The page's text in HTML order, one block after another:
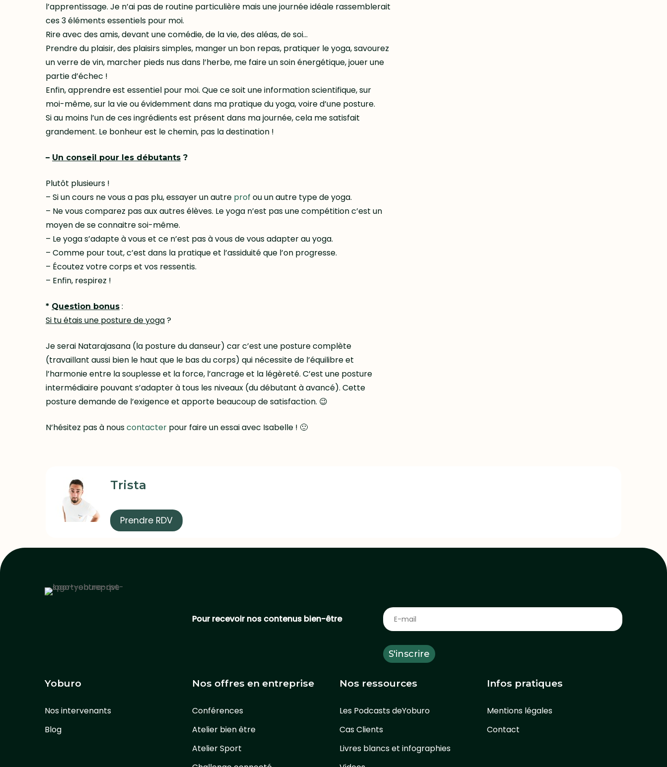
l’apprentissage. Je n’ai pas de routine particulière mais une journée idéale rassemblerait
ces 3 éléments essentiels pour moi.
Rire avec des amis, devant une comédie, de la vie, des aléas, de soi…
Prendre du plaisir, des plaisirs simples, manger un bon repas, pratiquer le yoga, savourez
un verre de vin, marcher pieds nus dans l’herbe, me faire un soin énergétique, jouer une
partie d’échec !
Enfin, apprendre est essentiel pour moi. Que ce soit une information scientifique, sur
moi-même, sur la vie ou évidemment dans ma pratique du yoga, voire d’une posture.
Si au moins l’un de ces ingrédients est présent dans ma journée, cela me satisfait
grandement. Le bonheur est le chemin, pas la destination !
– Un conseil pour les débutants ?
Plutôt plusieurs !
– Si un cours ne vous a pas plu, essayer un autre prof ou un autre type de yoga.
– Ne vous comparez pas aux autres élèves. Le yoga n’est pas une compétition c’est un
moyen de se connaitre soi-même.
– Le yoga s’adapte à vous et ce n’est pas à vous de vous adapter au yoga.
– Comme pour tout, c’est dans la pratique et l’assiduité que l’on progresse.
– Écoutez votre corps et vos ressentis.
– Enfin, respirez !
* Question bonus :
Si tu étais une posture de yoga?
Je serai Natarajasana (la posture du danseur) car c’est une posture complète
(travaillant aussi bien le haut que le bas du corps) qui nécessite de l’équilibre et
l’harmonie entre la souplesse et la force, l’ancrage et la légèreté. C’est une posture
intermédiaire pouvant s’adapter à tous les niveaux (du débutant à avancé). Cette
posture demande de l’exigence et apporte beaucoup de satisfaction. 😉
N’hésitez pas à nouscontacter pour faire un essai avec Isabelle ! 🙂
Trista
Prendre RDV
Pour recevoir nos contenus bien-être
Yoburo
Nos intervenants
Blog
Nos offres en entreprise
Conférences
Atelier bien être
Atelier Sport
Nos ressources
Les Podcasts deYoburo
Cas Clients
Livres blancs et infographies
Infos pratiques
Mentions légales
Contact